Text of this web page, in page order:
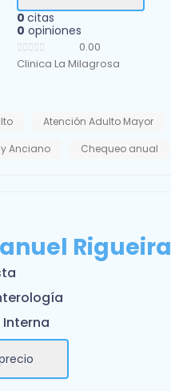
0 citas
0 opiniones
0.00
Clinica La Milagrosa
Atención Adulto Mayor
Anciano
Chequeo anual
Rigueira